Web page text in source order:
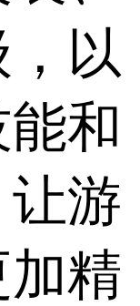
以
和
游
精